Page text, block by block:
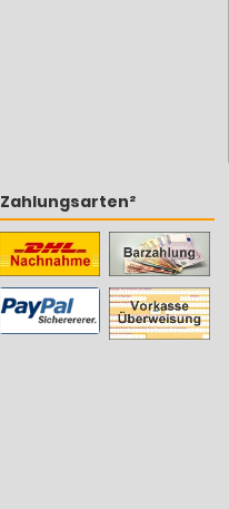
Zahlungsarten²